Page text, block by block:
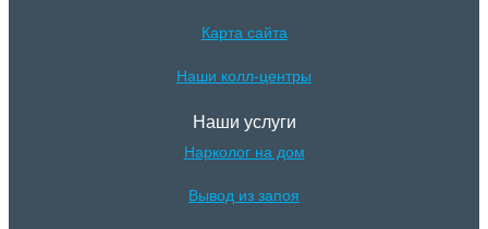
Карта сайта
Наши колл-центры
Наши услуги
Нарколог на дом
Вывод из запоя